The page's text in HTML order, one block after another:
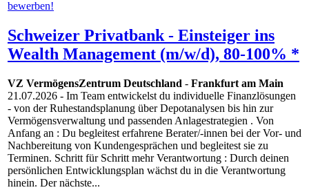
Schweizer Privatbank - Einsteiger ins
Wealth Management (m/w/d), 80-100% *
VZ VermögensZentrum Deutschland - Frankfurt am Main
21.07.2026 - Im Team entwickelst du individuelle Finanzlösungen
- von der Ruhestandsplanung über Depotanalysen bis hin zur
Vermögensverwaltung und passenden Anlagestrategien . Von
Anfang an : Du begleitest erfahrene Berater/-innen bei der Vor- und
Nachbereitung von Kundengesprächen und begleitest sie zu
Terminen. Schritt für Schritt mehr Verantwortung : Durch deinen
persönlichen Entwicklungsplan wächst du in die Verantwortung
hinein. Der nächste...